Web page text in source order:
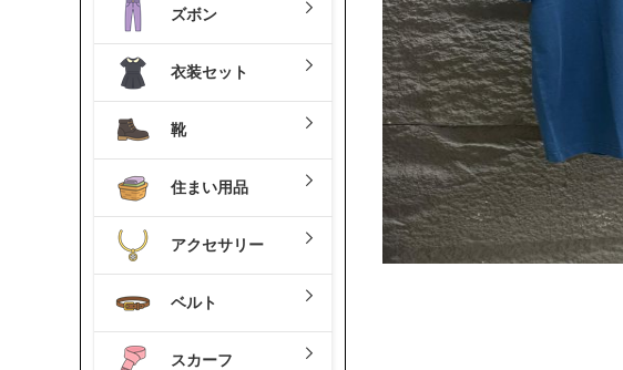
ズボン
衣装セット
靴
住まい用品
アクセサリー
ベルト
スカーフ